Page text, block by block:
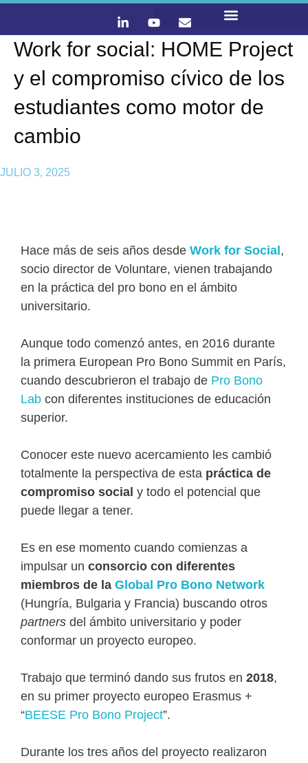
Work for social: HOME Project
y el compromiso cívico de los
estudiantes como motor de
cambio
JULIO 3, 2025
Hace más de seis años desde Work for Social ,
socio director de Voluntare, vienen trabajando
en la práctica del pro bono en el ámbito
universitario.
Aunque todo comenzó antes, en 2016 durante
la primera European Pro Bono Summit en París,
cuando descubrieron el trabajo de Pro Bono
Lab con diferentes instituciones de educación
superior.
Conocer este nuevo acercamiento les cambió
totalmente la perspectiva de esta práctica de
compromiso social y todo el potencial que
puede llegar a tener.
Es en ese momento cuando comienzas a
impulsar un consorcio con diferentes
miembros de la Global Pro Bono Network
(Hungría, Bulgaria y Francia) buscando otros
partners del ámbito universitario y poder
conformar un proyecto europeo.
Trabajo que terminó dando sus frutos en 2018,
en su primer proyecto europeo Erasmus +
“BEESE Pro Bono Project”.
Durante los tres años del proyecto realizaron